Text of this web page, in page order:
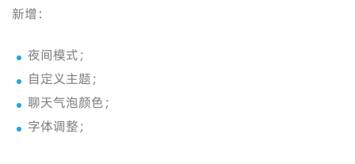
新增：
夜间模式；
自定义主题；
聊天气泡颜色；
字体调整；